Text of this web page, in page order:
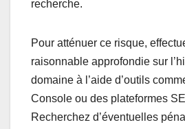
recherche.
Pour atténuer ce risque,
raisonnable approfondie sur
domaine à l’aide d’outils
Console ou des plateformes
Recherchez d’éventuelles